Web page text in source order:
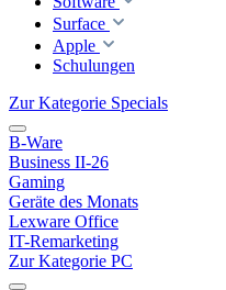
Surface
Apple
Schulungen
Zur Kategorie Specials
B-Ware
Business II-26
Gaming
Geräte des Monats
Lexware Office
IT-Remarketing
Zur Kategorie PC